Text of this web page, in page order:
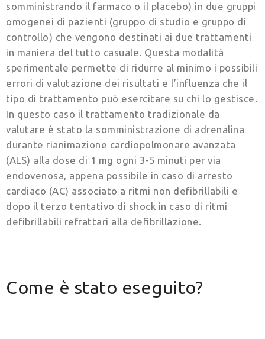
somministrando il farmaco o il placebo) in due gruppi
omogenei di pazienti (gruppo di studio e gruppo di
controllo) che vengono destinati ai due trattamenti
in maniera del tutto casuale. Questa modalità
sperimentale permette di ridurre al minimo i possibili
errori di valutazione dei risultati e l’influenza che il
tipo di trattamento può esercitare su chi lo gestisce.
In questo caso il trattamento tradizionale da
valutare è stato la somministrazione di adrenalina
durante rianimazione cardiopolmonare avanzata
(ALS) alla dose di 1 mg ogni 3-5 minuti per via
endovenosa, appena possibile in caso di arresto
cardiaco (AC) associato a ritmi non defibrillabili e
dopo il terzo tentativo di shock in caso di ritmi
defibrillabili refrattari alla defibrillazione.
Come è stato eseguito?